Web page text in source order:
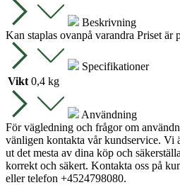
Beskrivning
Kan staplas ovanpå varandra Priset är
Specifikationer
Vikt 0,4 kg
Användning
För vägledning och frågor om
vänligen kontakta vår kundservice. Vi
ut det mesta av dina köp och
korrekt och säkert. Kontakta oss på
eller telefon +4524798080.